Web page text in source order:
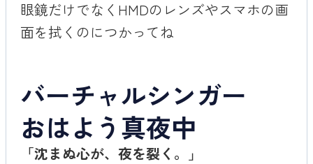
眼鏡だけでなくHMDのレンズやスマホの画
面を拭くのにつかってね
バーチャルシンガー
おはよう真夜中
「沈まぬ心が、夜を裂く。」